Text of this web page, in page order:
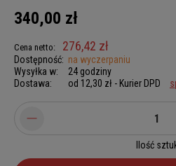
340,00 zł
Cena netto: 276,42 zł
Dostępność: na wyczerpaniu
Wysyłka w:
24 godziny
Dostawa:
od 12,30 zł - Kurier DPD
Ilość